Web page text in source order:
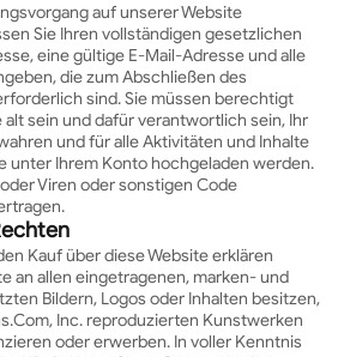
auf unserer Website
Sie Ihren vollständigen gesetzlichen
eine gültige E-Mail-Adresse und alle
die zum Abschließen des
sind. Sie müssen berechtigt
alt sein und dafür verantwortlich sein, Ihr
und für alle Aktivitäten und Inhalte
unter Ihrem Konto hochgeladen werden.
Viren oder sonstigen Code
Kauf über diese Website erklären
an allen eingetragenen, marken- und
Bildern, Logos oder Inhalten besitzen,
Inc. reproduzierten Kunstwerken
oder erwerben. In voller Kenntnis